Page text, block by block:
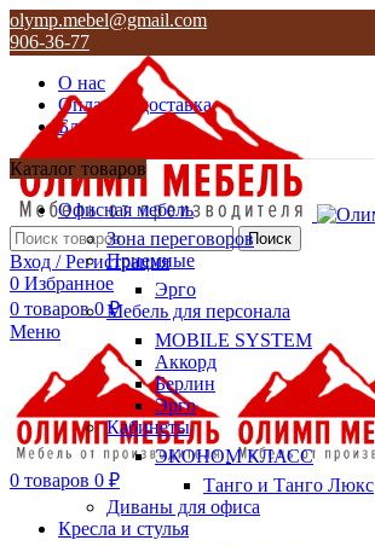
olymp.mebel@gmail.com
906-36-77
О нас
Оплата и доставка
Блог
olymp.mebel@gmail.com
906-36-77
Поиск
Вход / Регистрация
0 Избранное
0 товаров 0₽
Меню
0 товаров 0 ₽
Каталог товаров
Офисная мебель
Зона переговоров
Приемные
Эрго
Мебель для персонала
MOBILE SYSTEM
Аккорд
Берлин
Эрго
Кабинеты
ЭКОНОМ КЛАСС
Танго и Танго Люкс
Диваны для офиса
Кресла и стулья